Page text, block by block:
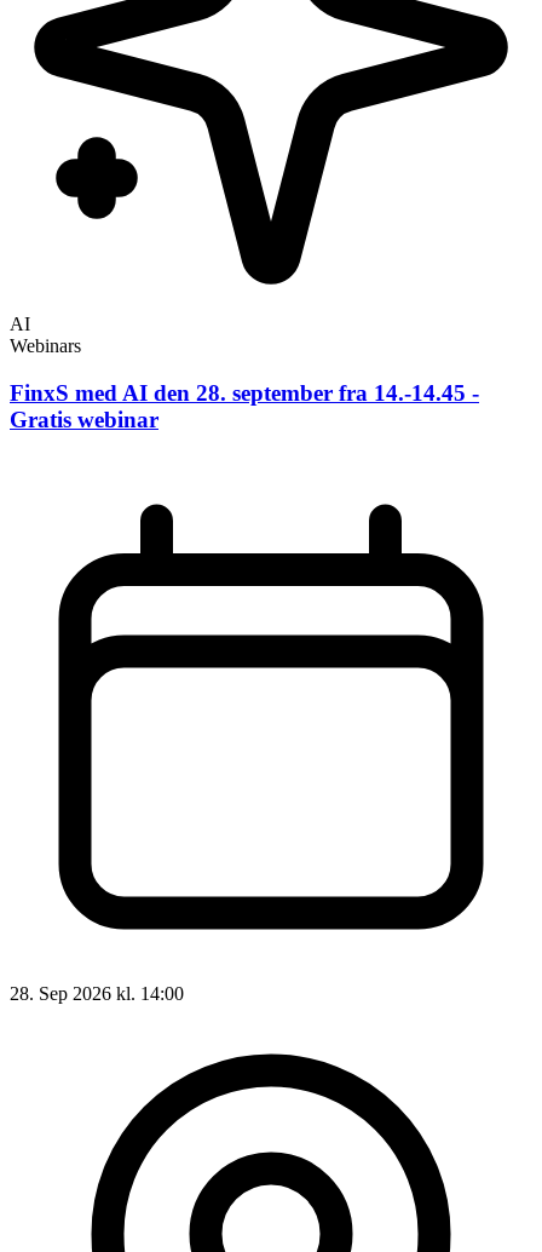
AI
Webinars
FinxS med AI den 28. september fra 14.-14.45 -
Gratis webinar
28. Sep 2026 kl. 14:00